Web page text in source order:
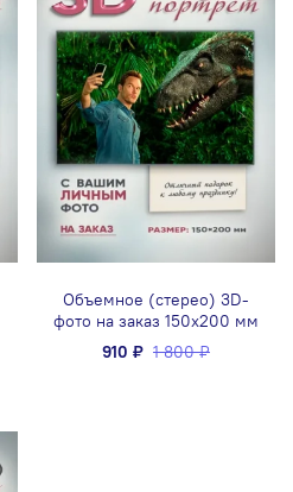
Объемное (стерео) 3D-
фото на заказ 150x200 мм
910 ₽ 1 800 ₽